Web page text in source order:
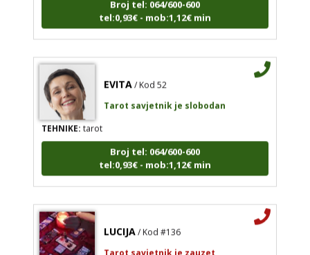
tel:0,93€ - mob:1,12€ min
EVITA / Kod 52
Tarot savjetnik je slobodan
TEHNIKE:tarot
Broj tel: 064/600-600
tel:0,93€ - mob:1,12€ min
LUCIJA / Kod #136
Tarot savjetnik je zauzet